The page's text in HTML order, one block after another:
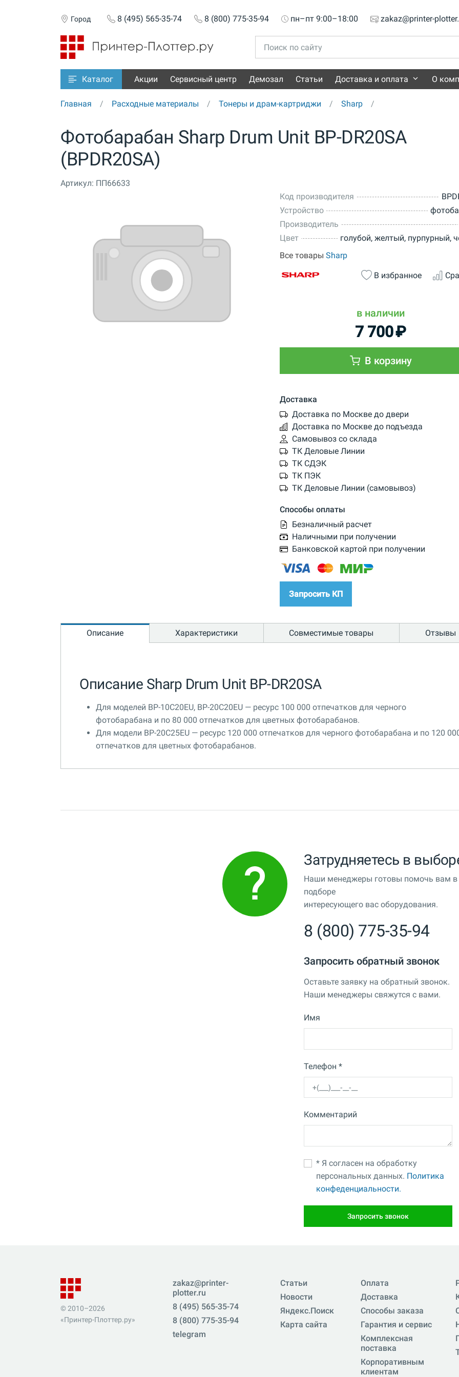
Город 8 (495) 565-35-74 8 (800) 775-35-94 пн–пт 9:00–18:00 zakaz@printer-
Каталог Акции Сервисный центр Демозал Статьи Доставка и оплата О
Главная Расходные материалы Тонеры и драм-картриджи Sharp
Фотобарабан Sharp Drum Unit BP-DR20SA
(BPDR20SA)
Артикул: ПП66633
Код производителя
Устройство
Производитель
Цвет
голубой, желтый, пурпурный,
Все товары Sharp
В избранное
в наличии
7 700₽
В корзину
Доставка
Доставка по Москве до двери
Доставка по Москве до подъезда
Самовывоз со склада
ТК Деловые Линии
ТК СДЭК
ТК ПЭК
ТК Деловые Линии (самовывоз)
Способы оплаты
Безналичный расчет
Наличными при получении
Банковской картой при получении
Запросить КП
Описание Характеристики Совместимые товары Отзывы
Описание Sharp Drum Unit BP-DR20SA
Для моделей BP-10C20EU, BP-20C20EU — ресурс 100 000 отпечатков для черного
фотобарабана и по 80 000 отпечатков для цветных фотобарабанов.
Для модели BP-20C25EU — ресурс 120 000 отпечатков для черного фотобарабана и по 120
отпечатков для цветных фотобарабанов.
Затрудняетесь в
Наши менеджеры готовы помочь вам в
подборе
интересующего вас оборудования.
8 (800) 775-35-94
Запросить обратный звонок
Оставьте заявку на обратный звонок.
Наши менеджеры свяжутся с вами.
Имя
Телефон *
Комментарий
* Я согласен на обработку
персональных данных. Политика
конфеденциальности.
Запросить звонок
© 2010–2026
«Принтер-Плоттер.ру»
zakaz@printer-
plotter.ru
8 (495) 565-35-74
8 (800) 775-35-94
telegram
Статьи
Новости
Яндекс.Поиск
Карта сайта
Оплата
Доставка
Способы заказа
Гарантия и сервис
Комплексная
поставка
Корпоративным
клиентам